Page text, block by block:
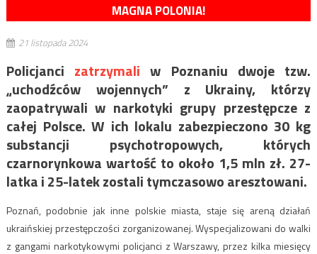
MAGNA POLONIA!
21 listopada 2024
Policjanci zatrzymali w Poznaniu dwoje tzw.
„uchodźców wojennych” z Ukrainy, którzy
zaopatrywali w narkotyki grupy przestępcze z
całej Polsce. W ich lokalu zabezpieczono 30 kg
substancji psychotropowych, których
czarnorynkowa wartość to około 1,5 mln zł. 27-
latka i 25-latek zostali tymczasowo aresztowani.
Poznań, podobnie jak inne polskie miasta, staje się areną działań
ukraińskiej przestępczości zorganizowanej. Wyspecjalizowani do walki
z gangami narkotykowymi policjanci z Warszawy, przez kilka miesięcy